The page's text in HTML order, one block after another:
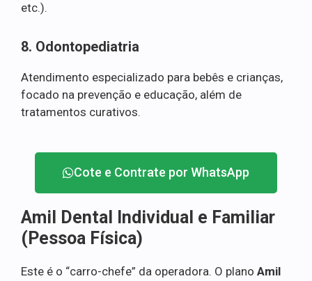
etc.).
8. Odontopediatria
Atendimento especializado para bebês e crianças,
focado na prevenção e educação, além de
tratamentos curativos.
Cote e Contrate por WhatsApp
Amil Dental Individual e Familiar
(Pessoa Física)
Este é o “carro-chefe” da operadora. O plano Amil